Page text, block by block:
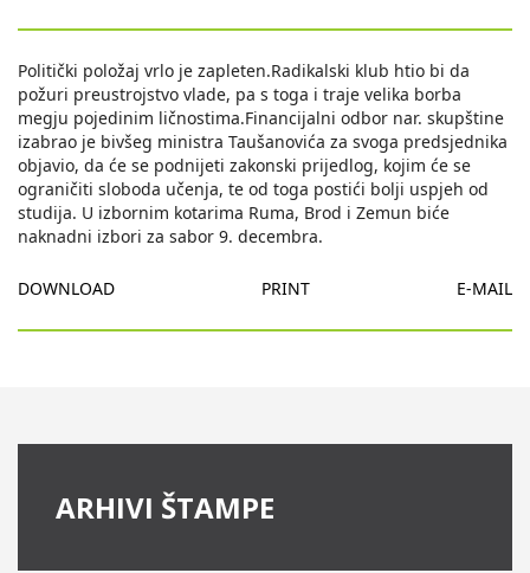
Politički položaj vrlo je zapleten.Radikalski klub htio bi da
požuri preustrojstvo vlade, pa s toga i traje velika borba
megju pojedinim ličnostima.Financijalni odbor nar. skupštine
izabrao je bivšeg ministra Taušanovića za svoga predsjednika
objavio, da će se podnijeti zakonski prijedlog, kojim će se
ograničiti sloboda učenja, te od toga postići bolji uspjeh od
studija. U izbornim kotarima Ruma, Brod i Zemun biće
naknadni izbori za sabor 9. decembra.
DOWNLOAD PRINT E-MAIL
ARHIVI ŠTAMPE